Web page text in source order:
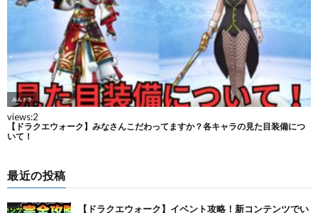
最近の投稿
【ドラクエウォーク】イベント攻略！新コンテンツでい